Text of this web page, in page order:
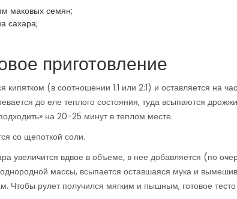
маковых семян;
сахара;
приготовление
кипятком (в соотношении 1:1 или 2:1) и оставляется на
до еле теплого состояния, туда всыпаются
на 20-25 минут в теплом месте.
со щепоткой соли.
увеличится вдвое в объеме, в нее добавляется (по
массы, всыпается оставшаяся мука и
Чтобы рулет получился мягким и пышным, готовое тесто